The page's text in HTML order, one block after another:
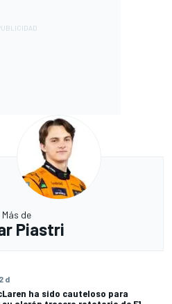
Más de
Piastri
2 d
ha sido cauteloso para